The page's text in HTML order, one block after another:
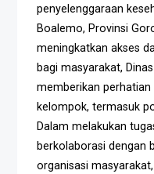
penyelenggaraan
Boalemo, Provinsi
meningkatkan akses
bagi masyarakat,
memberikan perhatian
kelompok, termasuk
Dalam melakukan
berkolaborasi dengan
organisasi